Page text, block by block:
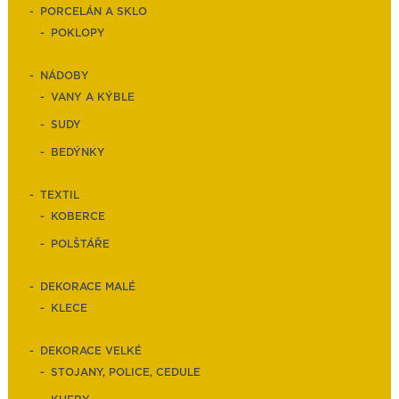
PORCELÁN A SKLO
POKLOPY
NÁDOBY
VANY A KÝBLE
SUDY
BEDÝNKY
TEXTIL
KOBERCE
POLŠTÁŘE
DEKORACE MALÉ
KLECE
DEKORACE VELKÉ
STOJANY, POLICE, CEDULE